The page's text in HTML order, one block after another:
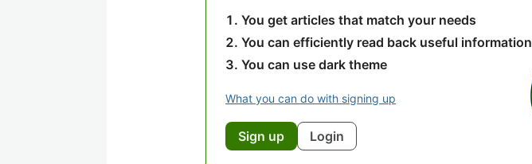
You get articles that match your needs
You can efficiently read back useful information
You can use dark theme
What you can do with signing up
Sign up Login